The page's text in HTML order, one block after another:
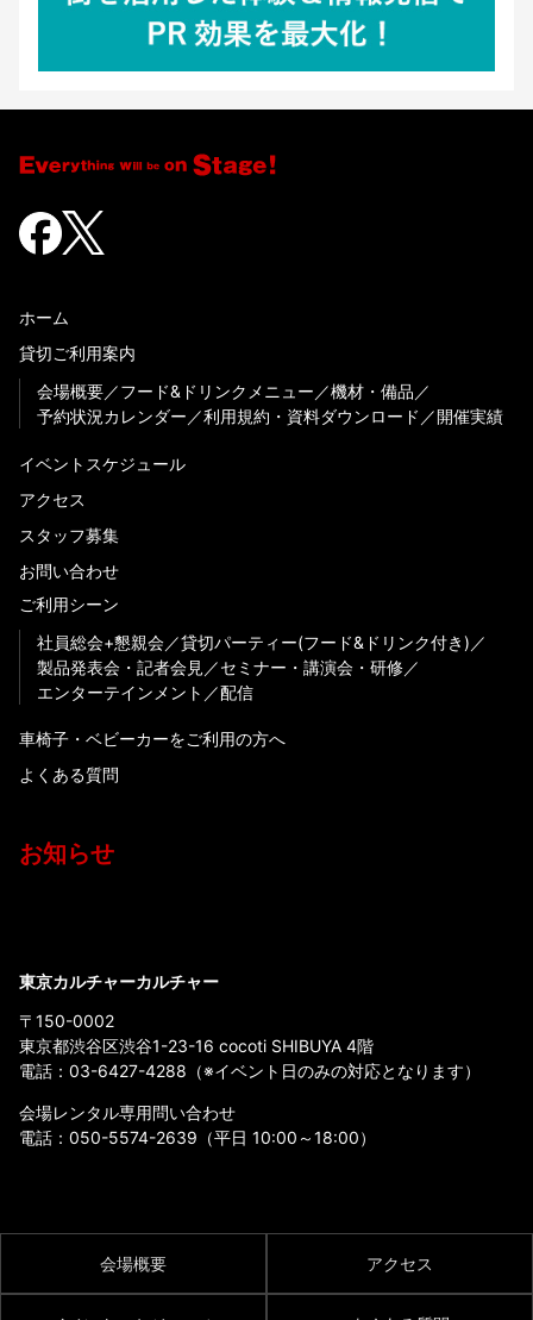
ホーム
貸切ご利用案内
会場概要
フード&ドリンクメニュー
機材・備品
予約状況カレンダー
利用規約・資料ダウンロード 開催実績
イベントスケジュール
アクセス
スタッフ募集
お問い合わせ
ご利用シーン
社員総会+懇親会
貸切パーティー(フード&ドリンク付き)
製品発表会・記者会見
セミナー・講演会・研修
エンターテインメント
配信
車椅子・ベビーカーをご利用の方へ
よくある質問
お知らせ
東京カルチャーカルチャー
〒150-0002
東京都渋谷区渋谷1-23-16 cocoti SHIBUYA 4階
電話： 03-6427-4288 （※イベント日のみの対応となります）
会場レンタル専用問い合わせ
電話： 050-5574-2639 （平日 10:00～18:00）
会場概要 アクセス